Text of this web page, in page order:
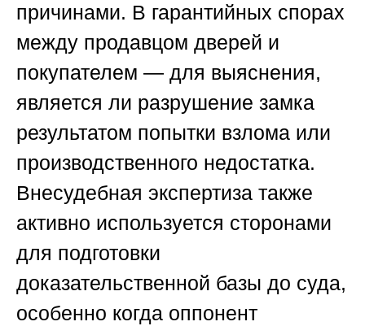
причинами. В гарантийных спорах
между продавцом дверей и
покупателем — для выяснения,
является ли разрушение замка
результатом попытки взлома или
производственного недостатка.
Внесудебная экспертиза также
активно используется сторонами
для подготовки
доказательственной базы до суда,
особенно когда оппонент